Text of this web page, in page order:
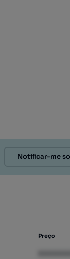
Notificar-me
Preço